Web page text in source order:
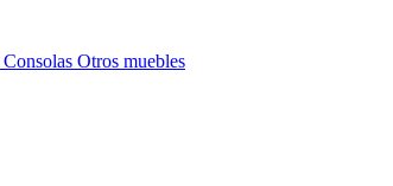
Consolas Otros muebles